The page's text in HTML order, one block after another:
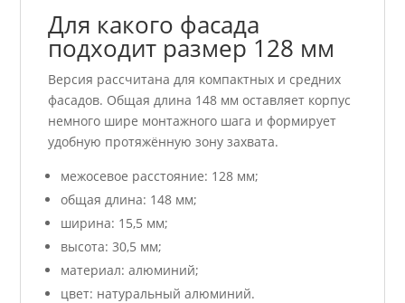
Для какого фасада
подходит размер 128 мм
Версия рассчитана для компактных и средних
фасадов. Общая длина 148 мм оставляет корпус
немного шире монтажного шага и формирует
удобную протяжённую зону захвата.
межосевое расстояние: 128 мм;
общая длина: 148 мм;
ширина: 15,5 мм;
высота: 30,5 мм;
материал: алюминий;
цвет: натуральный алюминий.